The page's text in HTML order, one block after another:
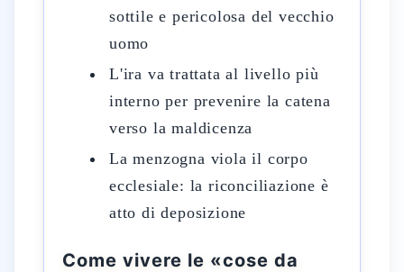
sottile e pericolosa del vecchio
uomo
L'ira va trattata al livello più
interno per prevenire la catena
verso la maldicenza
La menzogna viola il corpo
ecclesiale: la riconciliazione è
atto di deposizione
Come vivere le «cose da